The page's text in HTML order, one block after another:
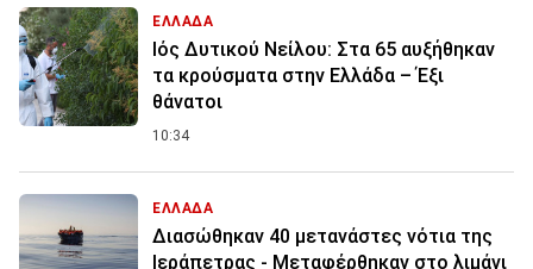
ΕΛΛΑΔΑ
Ιός Δυτικού Νείλου: Στα 65 αυξήθηκαν
τα κρούσματα στην Ελλάδα – Έξι
θάνατοι
10:34
ΕΛΛΑΔΑ
Διασώθηκαν 40 μετανάστες νότια της
Ιεράπετρας - Μεταφέρθηκαν στο λιμάνι